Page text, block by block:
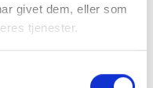
givet dem, eller som
tjenester.